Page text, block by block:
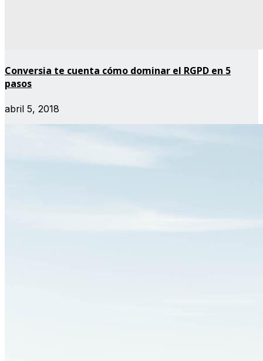
Conversia te cuenta cómo dominar el RGPD en 5
pasos
abril 5, 2018